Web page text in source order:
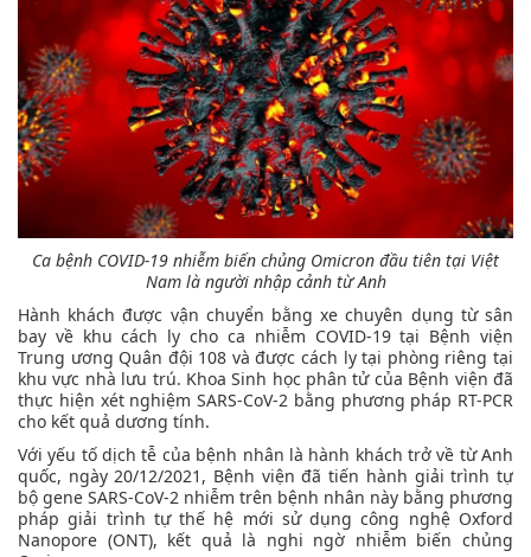
Ca bệnh COVID-19 nhiễm biến chủng Omicron đầu tiên tại Việt
Nam là người nhập cảnh từ Anh
Hành khách được vận chuyển bằng xe chuyên dụng từ sân
bay về khu cách ly cho ca nhiễm COVID-19 tại Bệnh viện
Trung ương Quân đội 108 và được cách ly tại phòng riêng tại
khu vực nhà lưu trú. Khoa Sinh học phân tử của Bệnh viện đã
thực hiện xét nghiệm SARS-CoV-2 bằng phương pháp RT-PCR
cho kết quả dương tính.
Với yếu tố dịch tễ của bệnh nhân là hành khách trở về từ Anh
quốc, ngày 20/12/2021, Bệnh viện đã tiến hành giải trình tự
bộ gene SARS-CoV-2 nhiễm trên bệnh nhân này bằng phương
pháp giải trình tự thế hệ mới sử dụng công nghệ Oxford
Nanopore (ONT), kết quả là nghi ngờ nhiễm biến chủng